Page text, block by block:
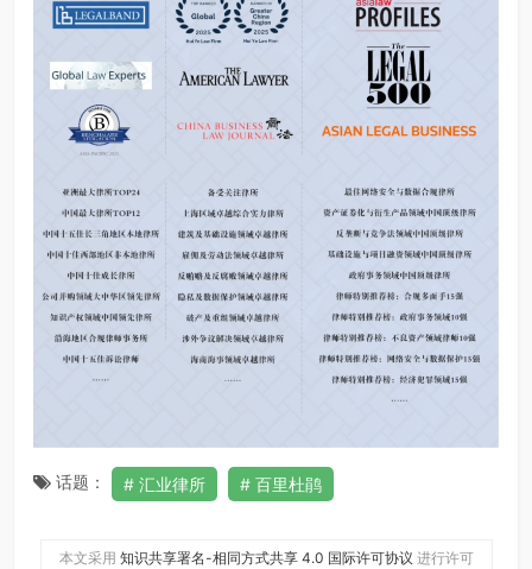
话题： 汇业律所 百里杜鹃
本文采用 知识共享署名-相同方式共享 4.0 国际许可协议 进行许可